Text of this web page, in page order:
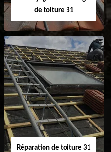
de toiture 31
Nettoyage
demoussage de
toiture 31
Réparation de toiture 31